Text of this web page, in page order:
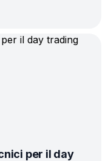
audaci
per il day